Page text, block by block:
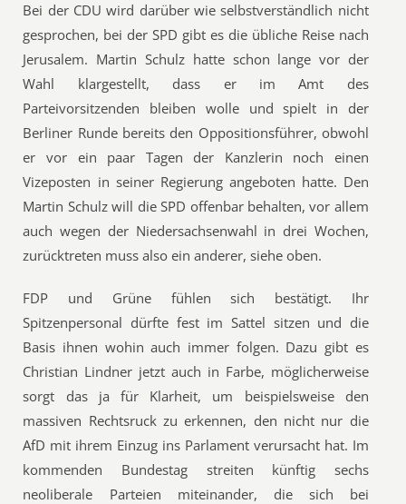
Bei der CDU wird darüber wie selbstverständlich nicht
gesprochen, bei der SPD gibt es die übliche Reise nach
Jerusalem. Martin Schulz hatte schon lange vor der
Wahl klargestellt, dass er im Amt des
Parteivorsitzenden bleiben wolle und spielt in der
Berliner Runde bereits den Oppositionsführer, obwohl
er vor ein paar Tagen der Kanzlerin noch einen
Vizeposten in seiner Regierung angeboten hatte. Den
Martin Schulz will die SPD offenbar behalten, vor allem
auch wegen der Niedersachsenwahl in drei Wochen,
zurücktreten muss also ein anderer, siehe oben.
FDP und Grüne fühlen sich bestätigt. Ihr
Spitzenpersonal dürfte fest im Sattel sitzen und die
Basis ihnen wohin auch immer folgen. Dazu gibt es
Christian Lindner jetzt auch in Farbe, möglicherweise
sorgt das ja für Klarheit, um beispielsweise den
massiven Rechtsruck zu erkennen, den nicht nur die
AfD mit ihrem Einzug ins Parlament verursacht hat. Im
kommenden Bundestag streiten künftig sechs
neoliberale Parteien miteinander, die sich bei